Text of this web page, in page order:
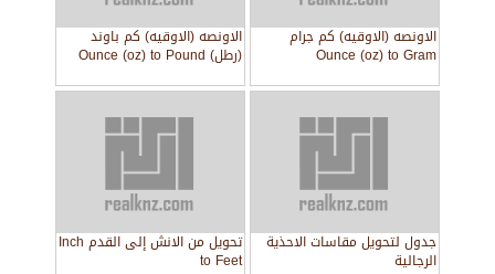
الاونصه (الاوقيه) كم جرام
Ounce (oz) to Gram
الاونصه (الاوقيه) كم باوند
(رطل) Ounce (oz) to Pound
جدول لتحويل مقاسات الاحذية
الرجالية
تحويل من الانش إلى القدم Inch
to Feet